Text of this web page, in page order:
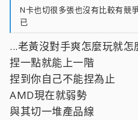
N卡也切很多張也沒有比較有競
已
...老黃沒對手爽怎麼玩就怎
捏一點就能上一階
捏到你自己不能捏為止
AMD現在就弱勢
與其切一堆產品線